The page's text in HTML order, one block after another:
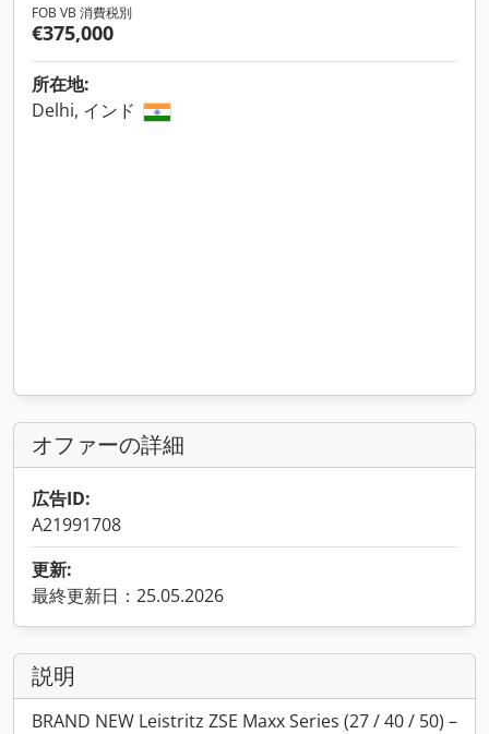
FOB VB 消費税別
€375,000
所在地:
Delhi, インド
オファーの詳細
広告ID:
A21991708
更新:
最終更新日：25.05.2026
説明
BRAND NEW Leistritz ZSE Maxx Series (27 / 40 / 50) –